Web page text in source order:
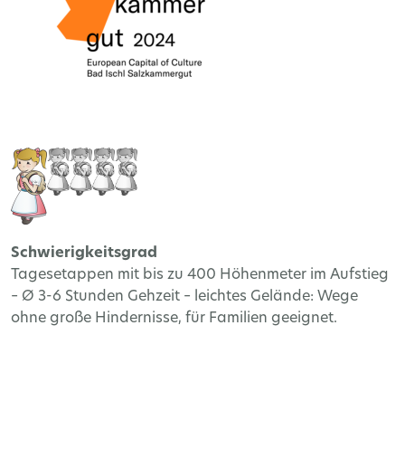
Schwierigkeitsgrad
Tagesetappen mit bis zu 400 Höhenmeter im Aufstieg
– Ø 3-6 Stunden Gehzeit – leichtes Gelände: Wege
ohne große Hindernisse, für Familien geeignet.